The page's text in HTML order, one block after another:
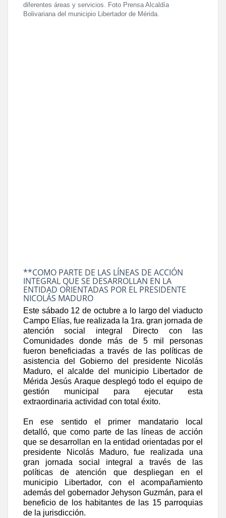
diferentes áreas y servicios. Foto Prensa Alcaldía
Bolivariana del municipio Libertador de Mérida.
**COMO PARTE DE LAS LÍNEAS DE ACCIÓN
INTEGRAL QUE SE DESARROLLAN EN LA
ENTIDAD ORIENTADAS POR EL PRESIDENTE
NICOLÁS MADURO
Este sábado 12 de octubre a lo largo del viaducto
Campo Elías, fue realizada la 1ra. gran jornada de
atención social integral Directo con las
Comunidades donde más de 5 mil personas
fueron beneficiadas a través de las políticas de
asistencia del Gobierno del presidente Nicolás
Maduro, el alcalde del municipio Libertador de
Mérida Jesús Araque desplegó todo el equipo de
gestión municipal para ejecutar esta
extraordinaria actividad con total éxito.
En ese sentido el primer mandatario local
detalló, que como parte de las líneas de acción
que se desarrollan en la entidad orientadas por el
presidente Nicolás Maduro, fue realizada una
gran jornada social integral a través de las
políticas de atención que despliegan en el
municipio Libertador, con el acompañamiento
además del gobernador Jehyson Guzmán, para el
beneficio de los habitantes de las 15 parroquias
de la jurisdicción.